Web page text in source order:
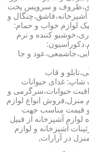
و سرویس پخت
آشپزخانه،قاشق،چنگال و
لوازم خواب و حمام:
کننده و نرم
و جا
و قاب
غذای حیوانات
حیوانات،سرگرمی و
منزل,فروش انواع لوازم
و قیمت مناسب جهت
آشپزخانه از قبیل
آشپزخانه و لوازم
در آرارات,